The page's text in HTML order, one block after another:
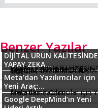
Benzer Yazılar
DİJİTAL ÜRÜN KALİTESİNDE
YAPAY ZEKA...
Meta’dan Yazılımcılar için
Yeni Araç:...
Google DeepMind’ın Yeni